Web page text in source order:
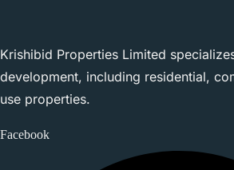
Krishibid Properties Limited
development, including residential,
use properties.
Facebook